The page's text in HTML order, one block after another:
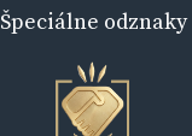
Špeciálne odznaky